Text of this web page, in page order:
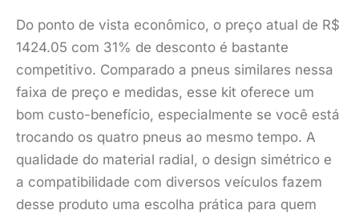
Do ponto de vista econômico, o preço atual de R$
1424.05 com 31% de desconto é bastante
competitivo. Comparado a pneus similares nessa
faixa de preço e medidas, esse kit oferece um
bom custo-benefício, especialmente se você está
trocando os quatro pneus ao mesmo tempo. A
qualidade do material radial, o design simétrico e
a compatibilidade com diversos veículos fazem
desse produto uma escolha prática para quem